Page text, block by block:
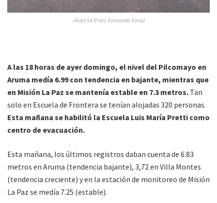
»Ruta 54 (Foto: Fernando Soria)
A las 18 horas de ayer domingo, el nivel del Pilcomayo en
Aruma medía 6.99 con tendencia en bajante, mientras que
en Misión La Paz se mantenía estable en 7.3 metros. Tan
solo en Escuela de Frontera se tenían alojadas 320 personas.
Esta mañana se habilitó la Escuela Luis María Pretti como
centro de evacuación.
Esta mañana, los últimos registros daban cuenta de 6.83
metros en Aruma (tendencia bajante), 3,72 en Villa Montes
(tendencia creciente) y en la estación de monitoreo de Misión
La Paz se medía 7.25 (estable).